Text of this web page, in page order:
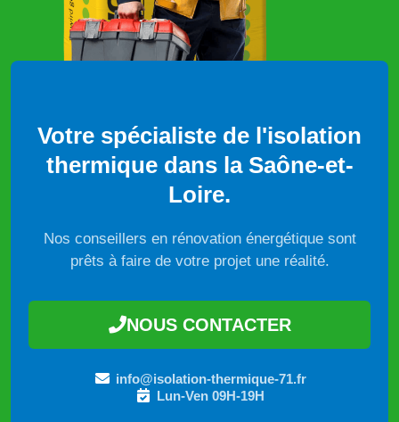
Votre spécialiste de l'isolation
thermique dans la Saône-et-
Loire.
Nos conseillers en rénovation énergétique sont
prêts à faire de votre projet une réalité.
NOUS CONTACTER
info@isolation-thermique-71.fr
Lun-Ven 09H-19H